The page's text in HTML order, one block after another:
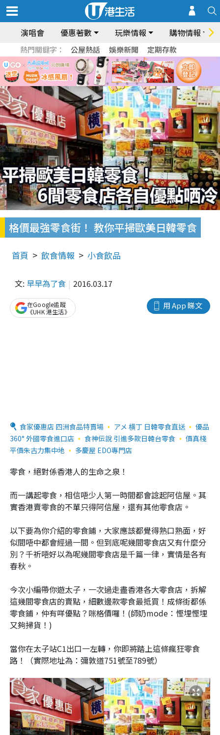
演唱會 優惠著數 玩樂情報 購物情報
熱門關鍵字： 公屋熱話 娛樂新聞 定期存款
格價最強零食街！ 教你平掃歐美日韓零食
首頁 飲食情報 小食飲品
文: 早早為了食 2016.03.17
用 App 睇文
在Google追蹤
《UHK 港生活》
食家優惠店 四洲食品特賣場 アメ 横丁 日韓零食直送
優品
360° 外國零食進口店
食神伝說 引進多款日韓台零食
價真棧
平價朱古力集中地
多慶屋 EDO專門店
零食，絕對係香港人的生命之泉！
而一講起零食，相信唔少人第一時間都會諗起阿信屋。其
實香港賣零食的不單只得阿信屋，還有其他零食店。
以下要為你介紹的零食鋪，大家應該都覺得熟口熟面，好
似間唔中都會經過一間。但到底呢幾間零食店又有什麼分
別？千祈唔好以為呢幾間零食店是千篇一律，實情是各有
春秋。
今次小編帶你遊太子，一次過走盡香港各大零食店，拆解
這幾間零食店的賣點，細數邊款零食最抵買！成條街都係
零食鋪，仲有咩優點？咪格價囉！(師奶mode：慳埋慳埋
又夠掃貨！)
當你在太子站C1出口一左轉，你即將踏上這條瘋狂零食
路！（實際地址為：彌敦道751號至789號）